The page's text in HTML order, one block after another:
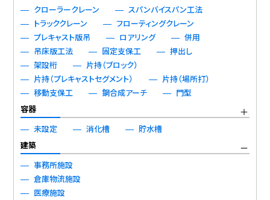
クローラークレーン
スパンバイスパン工法
トラッククレーン
フローティングクレーン
プレキャスト版吊
ロアリング
併用
吊床版工法
固定支保工
押出し
架設桁
片持（ブロック）
片持（プレキャストセグメント）
片持（場所打）
移動支保工
鋼合成アーチ
門型
容器
未設定
消化槽
貯水槽
建築
事務所施設
倉庫物流施設
医療施設